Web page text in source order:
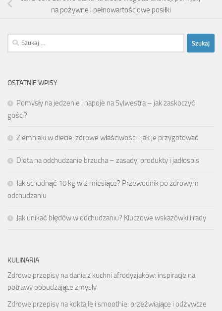
na pożywne i pełnowartościowe posiłki
Szukaj:
OSTATNIE WPISY
Pomysły na jedzenie i napoje na Sylwestra – jak zaskoczyć
gości?
Ziemniaki w diecie: zdrowe właściwości i jak je przygotować
Dieta na odchudzanie brzucha – zasady, produkty i jadłospis
Jak schudnąć 10 kg w 2 miesiące? Przewodnik po zdrowym
odchudzaniu
Jak unikać błędów w odchudzaniu? Kluczowe wskazówki i rady
KULINARIA
Zdrowe przepisy na dania z kuchni afrodyzjaków: inspiracje na
potrawy pobudzające zmysły
Zdrowe przepisy na koktajle i smoothie: orzeźwiające i odżywcze